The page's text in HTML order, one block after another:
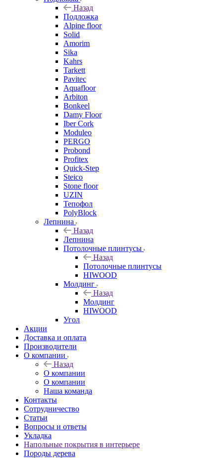
Назад
Подложка
Alpine floor
Solid
Amorim
Sika
Kahrs
Tarkett
Pavitec
Aquafloor
Arbiton
Bonkeel
Damy Floor
Iber Cork
Moduleo
PERGO
Probond
Profitex
Quick-Step
Steico
Stone floor
UZIN
Тепофол
PolyBlock
Лепнина
Назад
Лепнина
Потолочные плинтусы
Назад
Потолочные плинтусы
HIWOOD
Молдинг
Назад
Молдинг
HIWOOD
Угол
Акции
Доставка и оплата
Производители
О компании
Назад
О компании
О компании
Наша команда
Контакты
Сотрудничество
Статьи
Вопросы и ответы
Укладка
Напольные покрытия в интерьере
Породы дерева